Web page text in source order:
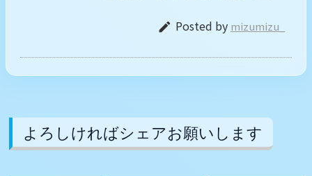
 Posted by mizumizu_
よろしければシェアお願いします